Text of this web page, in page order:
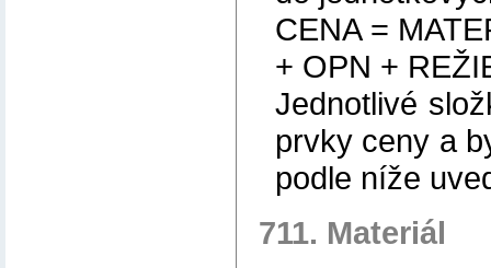
CENA =
+ OPN +
Jednotlivé
prvky ceny a
podle níže
711. Materiál